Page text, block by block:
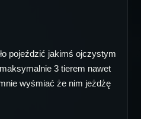
pojeździć jakimś ojczystym
3 tierem nawet
wyśmiać że nim jeżdżę